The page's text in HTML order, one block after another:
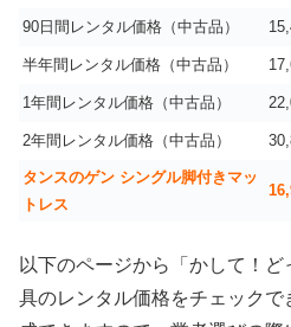
90日間レンタル価格（中古品）
半年間レンタル価格（中古品）
1年間レンタル価格（中古品）
2年間レンタル価格（中古品）
タンスのゲン シングル脚付きマッ
トレス
以下のページから「かして！
具のレンタル価格をチェック